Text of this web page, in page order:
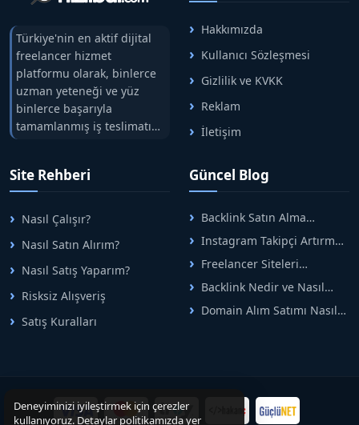
Türkiye'nin en aktif dijital
freelancer hizmet
platformu olarak, binlerce
uzman yeteneği ve yüz
binlerce başarıyla
tamamlanmış iş teslimatını
tek çatıda buluşturuyoruz.
arasındaki süreci risksiz
alışveriş sistemi ile koruyan
ticaretin güvenli
adreslerinden birisidir.
Hakkımızda
Kullanıcı Sözleşmesi
Gizlilik ve KVKK
Reklam
İletişim
Site Rehberi
Nasıl Çalışır?
Nasıl Satın Alırım?
Nasıl Satış Yaparım?
Risksiz Alışveriş
Satış Kuralları
Güncel Blog
Backlink Satın Alma
Doğru Adımlar
Instagram Takipçi Artırma
Rehberi
Freelancer Siteleri
Yapılır
Backlink Nedir ve Nasıl
Domain Alım Satımı Nasıl
Deneyiminizi iyileştirmek için çerezler
kullanıyoruz. Detaylar politikamızda yer